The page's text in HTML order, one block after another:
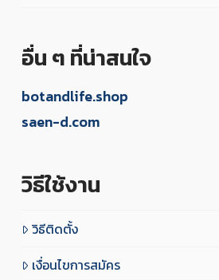
อื่น ๆ ที่น่าสนใจ
botandlife.shop
saen-d.com
วิธีใช้งาน
วิธีติดตั้ง
เงื่อนไขการสมัคร